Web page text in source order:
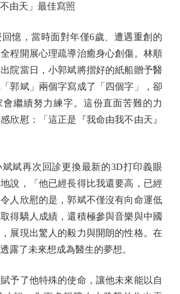
天」最佳寫照
，當時面對年僅6歲、遭遇重創的
程開展心理疏導治癒身心創傷。林順
院當日，小郭斌將摺好的紙船贈予醫
郭斌」兩個字寫成了「四個字」，卻
會繼續努力練字。這份直面苦難的力
欣慰：「這正是『我命由我不由天』
斌再次回診更換最新的3D打印義眼
說，「他已經長得比我還要高，已經
人欣慰的是，郭斌不僅沒有向命運低
得驕人成績，還積極參與音樂與中國
展現出驚人的毅力與開朗的性格。在
露了未來想成為醫生的夢想。
了他特殊的使命，讓他未來能以自